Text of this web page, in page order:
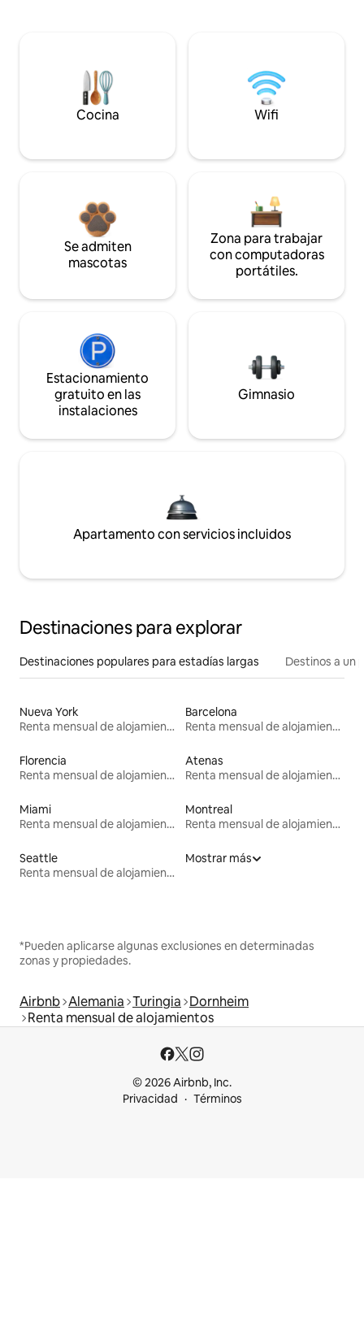
Cocina Wifi
Se admiten
mascotas
Zona para trabajar
con computadoras
portátiles.
Estacionamiento
gratuito en las
instalaciones
Gimnasio
Apartamento con servicios incluidos
Destinaciones para explorar
Destinaciones populares para estadías largas Destinos a un
Nueva York
Renta mensual de alojamientos
Barcelona
Renta mensual de alojamientos
Florencia
Renta mensual de alojamientos
Atenas
Renta mensual de alojamientos
Miami
Renta mensual de alojamientos
Montreal
Renta mensual de alojamientos
Seattle
Renta mensual de alojamientos
Mostrar más
*Pueden aplicarse algunas exclusiones en determinadas
zonas y propiedades.
Airbnb Alemania Turingia Dornheim
Renta mensual de alojamientos
© 2026 Airbnb, Inc.
Privacidad
Términos